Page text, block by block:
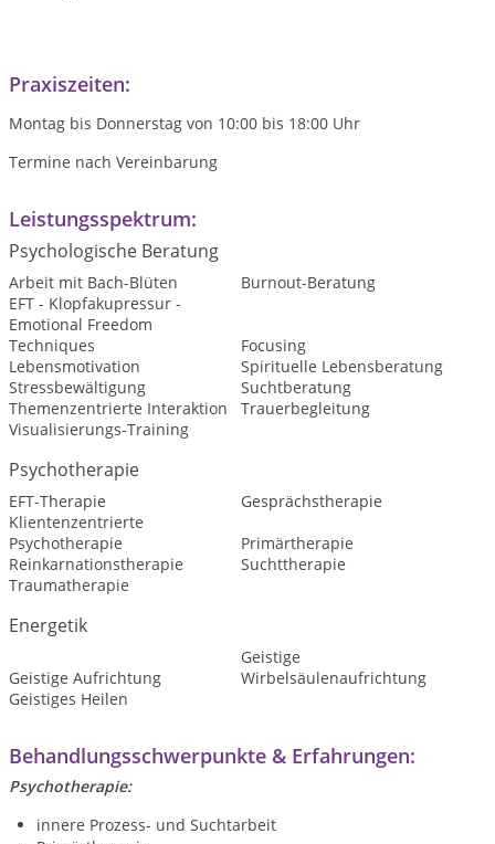
Praxiszeiten:
Montag bis Donnerstag von 10:00 bis 18:00 Uhr
Termine nach Vereinbarung
Leistungsspektrum:
Psychologische Beratung
Arbeit mit Bach-Blüten
Burnout-Beratung
EFT - Klopfakupressur -
Emotional Freedom
Techniques
Focusing
Lebensmotivation
Spirituelle Lebensberatung
Stressbewältigung
Suchtberatung
Themenzentrierte Interaktion
Trauerbegleitung
Visualisierungs-Training
Psychotherapie
EFT-Therapie
Gesprächstherapie
Klientenzentrierte
Psychotherapie
Primärtherapie
Reinkarnationstherapie
Suchttherapie
Traumatherapie
Energetik
Geistige Aufrichtung
Geistige
Wirbelsäulenaufrichtung
Geistiges Heilen
Behandlungsschwerpunkte & Erfahrungen:
Psychotherapie:
innere Prozess- und Suchtarbeit